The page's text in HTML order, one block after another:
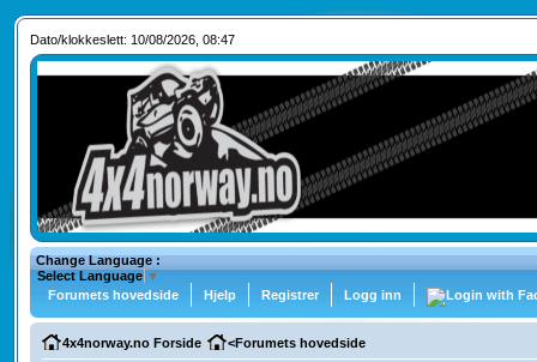
Dato/klokkeslett: 10/08/2026, 08:47
Change Language :
Select Language ▼
Forumets hovedside
Hjelp Registrer Logg inn
4x4norway.no Forside <Forumets hovedside